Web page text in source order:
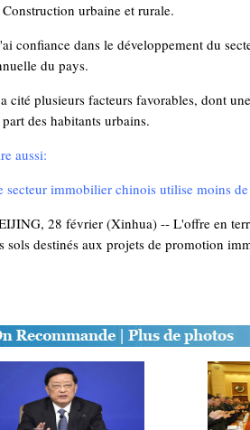
urbaine et rurale.
confiance dans le développement du
du pays.
cité plusieurs facteurs favorables, dont
des habitants urbains.
aussi:
secteur immobilier chinois utilise moins
28 février (Xinhua) -- L'offre en
sols destinés aux projets de promotion